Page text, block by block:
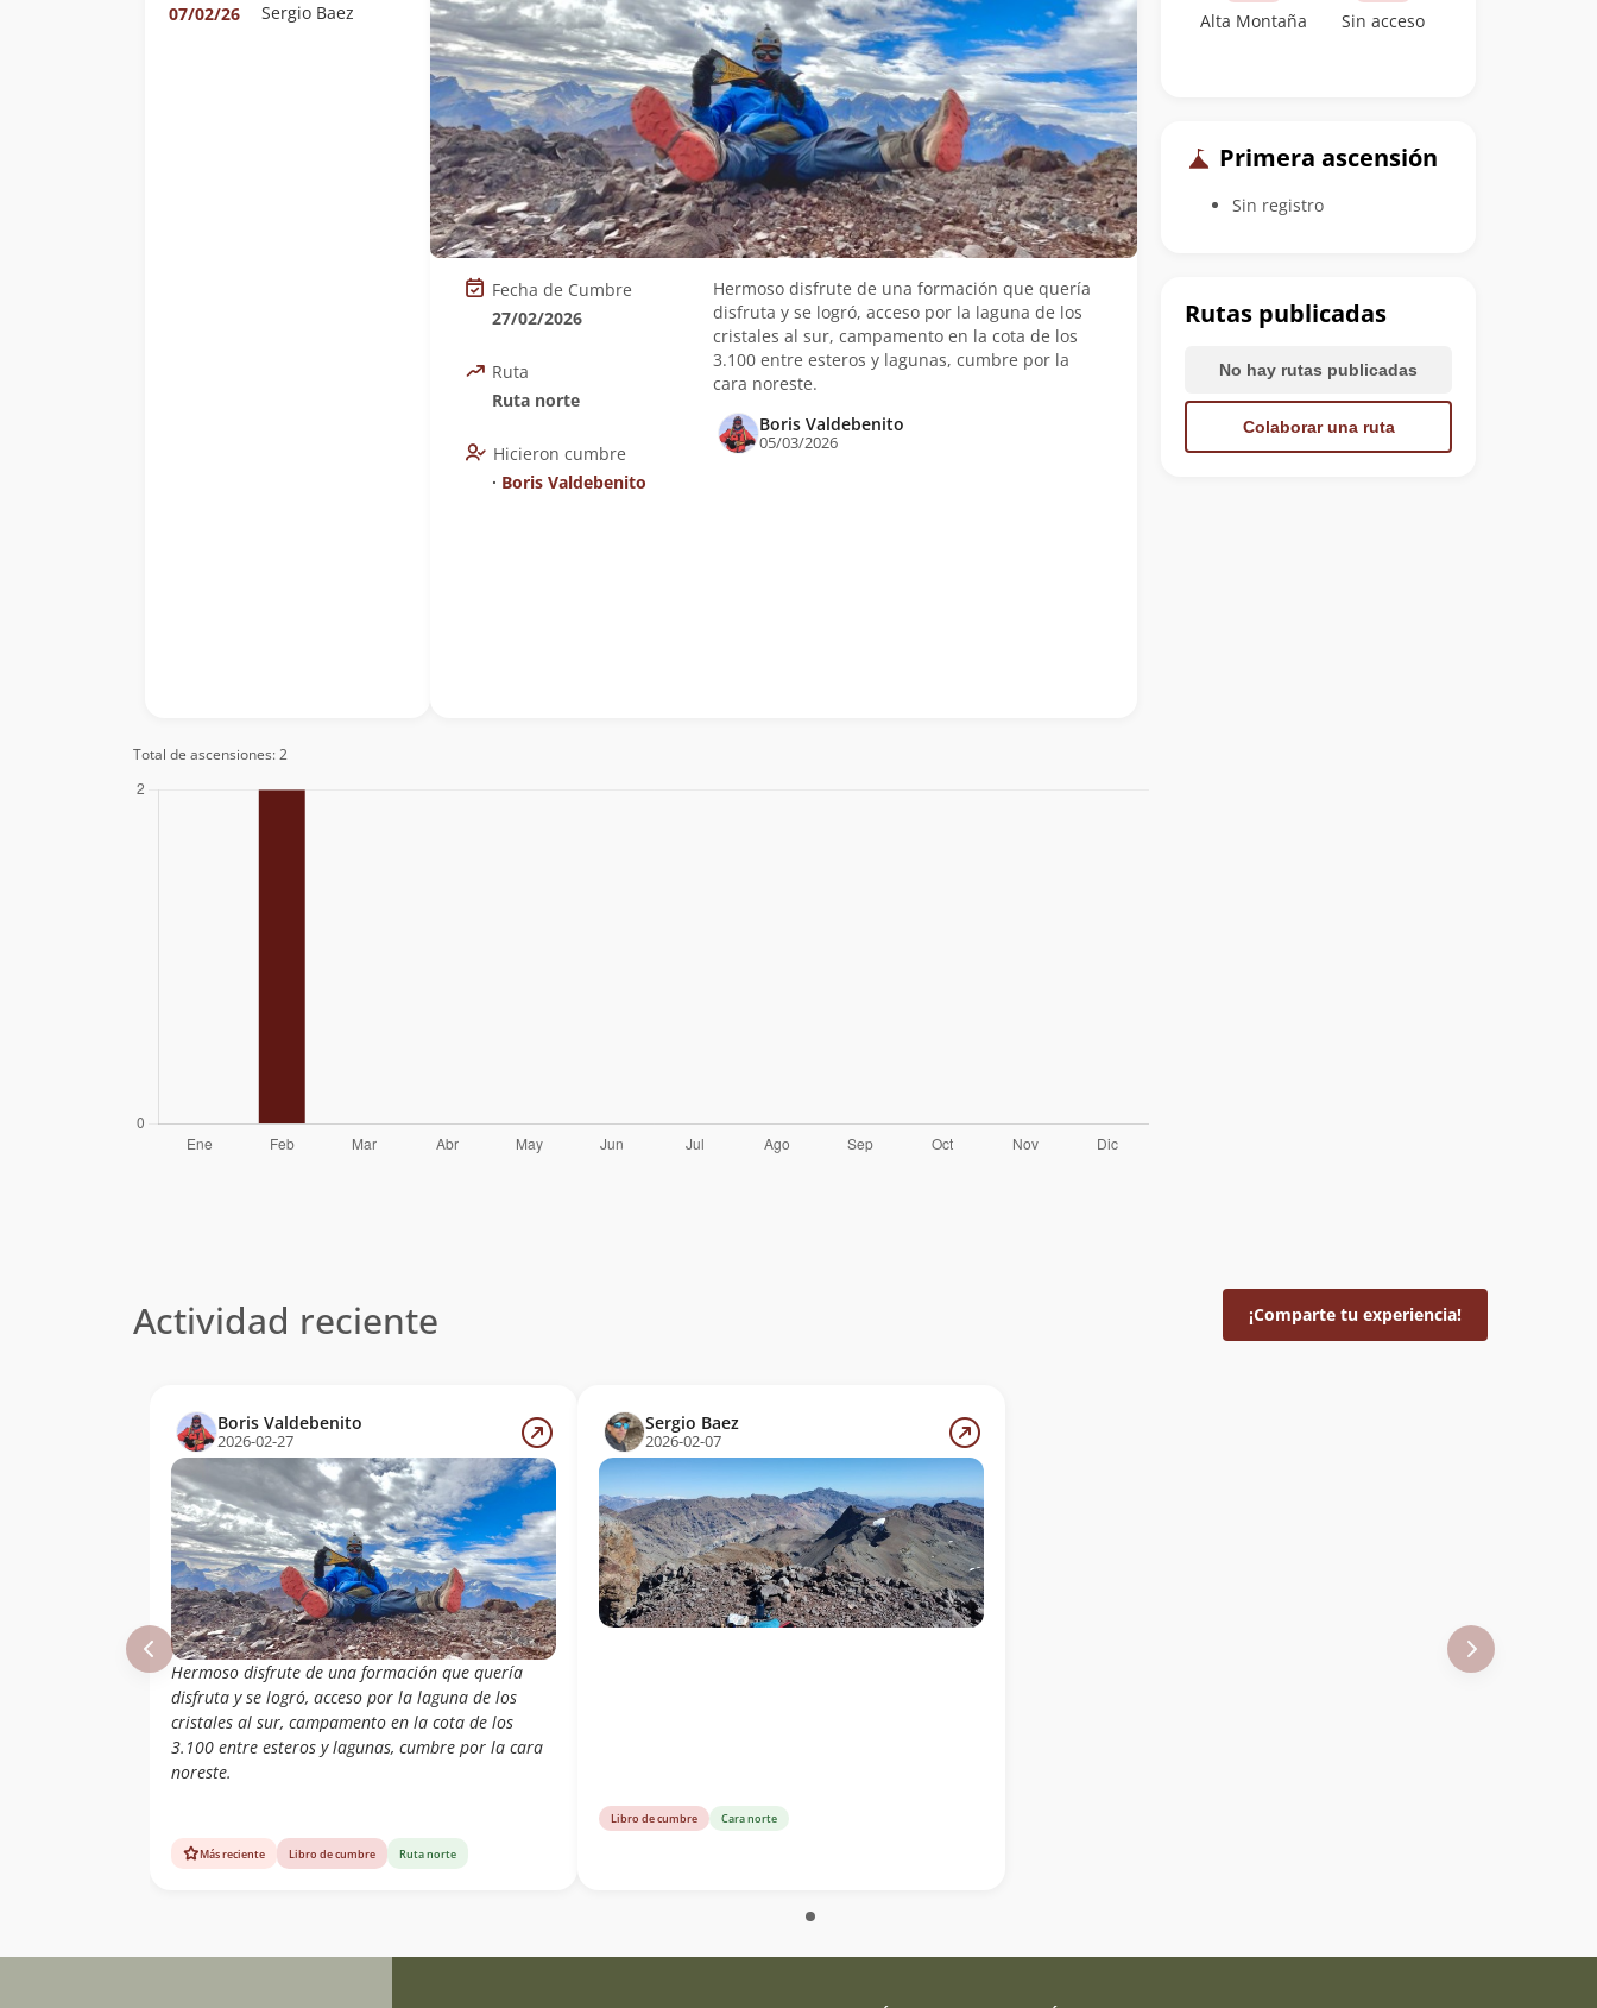
Alta Montaña Sin acceso
Primera ascensión
Sin registro
Rutas publicadas
No hay rutas publicadas
Colaborar una ruta
07/02/26 Sergio Baez
Fecha de Cumbre
27/02/2026
Ruta
Ruta norte
Hicieron cumbre
∙ Boris Valdebenito
Hermoso disfrute de una formación que quería
disfruta y se logró, acceso por la laguna de los
cristales al sur, campamento en la cota de los
3.100 entre esteros y lagunas, cumbre por la
cara noreste.
Boris Valdebenito
05/03/2026
Total de ascensiones: 2
Actividad reciente ¡Comparte tu experiencia!
Boris Valdebenito
2026-02-27
Hermoso disfrute de una formación que quería
disfruta y se logró, acceso por la laguna de los
cristales al sur, campamento en la cota de los
3.100 entre esteros y lagunas, cumbre por la cara
noreste.
Más reciente Libro de cumbre Ruta norte
Sergio Baez
2026-02-07
Libro de cumbre Cara norte